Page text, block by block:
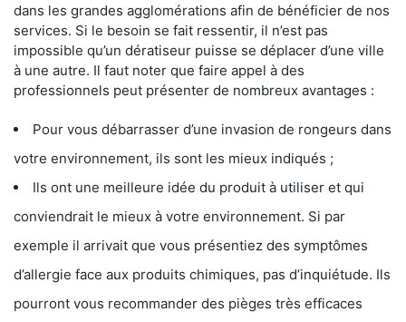
dans les grandes agglomérations afin de bénéficier de nos
services. Si le besoin se fait ressentir, il n’est pas
impossible qu’un dératiseur puisse se déplacer d’une ville
à une autre. Il faut noter que faire appel à des
professionnels peut présenter de nombreux avantages :
Pour vous débarrasser d’une invasion de rongeurs dans
votre environnement, ils sont les mieux indiqués ;
Ils ont une meilleure idée du produit à utiliser et qui
conviendrait le mieux à votre environnement. Si par
exemple il arrivait que vous présentiez des symptômes
d’allergie face aux produits chimiques, pas d’inquiétude. Ils
pourront vous recommander des pièges très efficaces